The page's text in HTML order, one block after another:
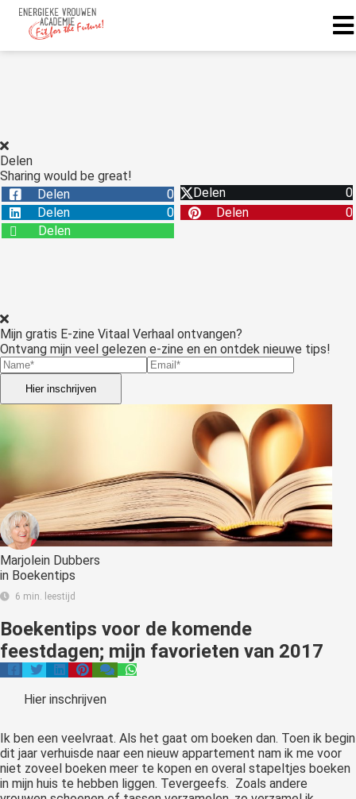
Delen
Sharing would be great!
Delen
0 Delen
0
Delen
0 Delen
0
Delen
Mijn gratis E-zine Vitaal Verhaal ontvangen?
Ontvang mijn veel gelezen e-zine en en ontdek nieuwe tips!
Hier inschrijven
Marjolein Dubbers
in Boekentips
6 min. leestijd
Boekentips voor de komende
feestdagen; mijn favorieten van 2017
Hier inschrijven
Ik ben een veelvraat. Als het gaat om boeken dan. Toen ik begin
dit jaar verhuisde naar een nieuw appartement nam ik me voor
niet zoveel boeken meer te kopen en overal stapeltjes boeken
in mijn huis te hebben liggen. Tevergeefs. Zoals andere